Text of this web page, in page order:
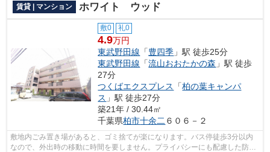
賃貸 | マンション ホワイト ウッド
敷0 礼0
4.9万円
東武野田線 「豊四季 」駅 徒歩25分
東武野田線 「流山おおたかの森 」駅 徒歩
27分
つくばエクスプレス
「柏の葉キャンパ
ス 」駅 徒歩27分
築21年 / 30.44㎡
千葉県柏市十余二 ６０６－２
敷地内ごみ置き場があると、ゴミ捨てが楽になります。バス停徒歩3分以内
なので、外出時の移動に時間を要しません。プライバシーにも配慮した防音